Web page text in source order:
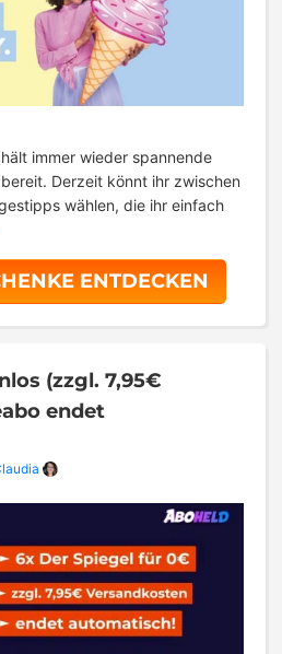
hält immer wieder spannende
Derzeit könnt ihr zwischen
wählen, die ihr einfach
ENTDECKEN
(zzgl. 7,95€
endet